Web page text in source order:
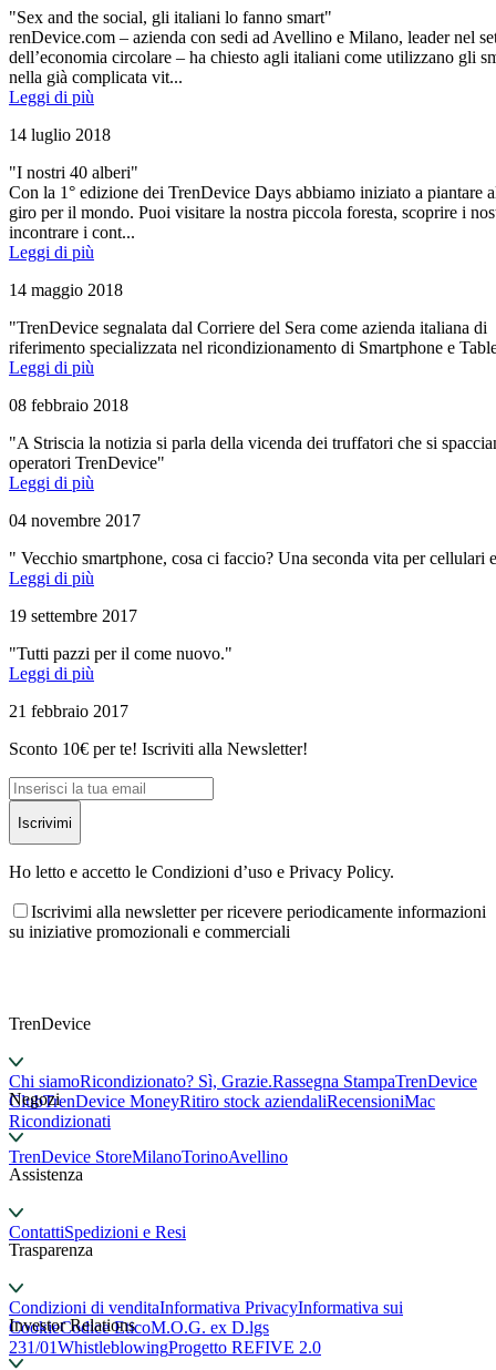
"Sex and the social, gli italiani lo fanno smart"
renDevice.com – azienda con sedi ad Avellino e Milano, leader nel
dell’economia circolare – ha chiesto agli italiani come utilizzano gli
nella già complicata vit...
Leggi di più
14 luglio 2018
"I nostri 40 alberi"
Con la 1° edizione dei TrenDevice Days abbiamo iniziato a piantare
giro per il mondo. Puoi visitare la nostra piccola foresta, scoprire i
incontrare i cont...
Leggi di più
14 maggio 2018
"TrenDevice segnalata dal Corriere del Sera come azienda italiana di
riferimento specializzata nel ricondizionamento di Smartphone e
Leggi di più
08 febbraio 2018
"A Striscia la notizia si parla della vicenda dei truffatori che si
operatori TrenDevice"
Leggi di più
04 novembre 2017
" Vecchio smartphone, cosa ci faccio? Una seconda vita per cellulari
Leggi di più
19 settembre 2017
"Tutti pazzi per il come nuovo."
Leggi di più
21 febbraio 2017
Sconto 10€ per te! Iscriviti alla Newsletter!
Iscrivimi
Ho letto e accetto le Condizioni d’uso e Privacy Policy.
Iscrivimi alla newsletter per ricevere periodicamente informazioni
su iniziative promozionali e commerciali
TrenDevice
Chi siamoRicondizionato? Sì, Grazie.Rassegna StampaTrenDevice
ClubTrenDevice MoneyRitiro stock aziendaliRecensioniMac
Ricondizionati
Negozi
TrenDevice StoreMilanoTorinoAvellino
Assistenza
ContattiSpedizioni e Resi
Trasparenza
Condizioni di venditaInformativa PrivacyInformativa sui
CookieCodice EticoM.O.G. ex D.lgs
231/01WhistleblowingProgetto REFIVE 2.0
Investor Relations